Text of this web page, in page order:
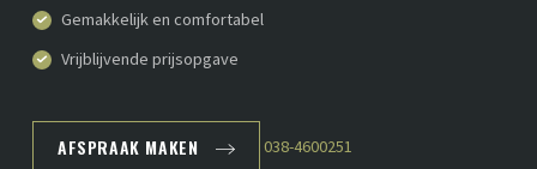
Gemakkelijk en comfortabel
Vrijblijvende prijsopgave
AFSPRAAK MAKEN 038-4600251